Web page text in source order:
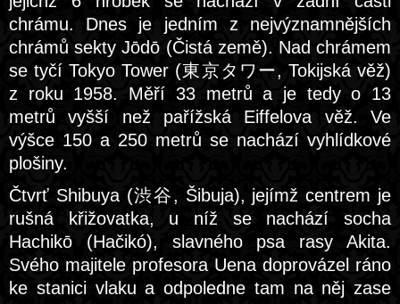
chrámu. Dnes je jedním z nejvýznamnějších
chrámů sekty Jōdō (Čistá země). Nad chrámem
se tyčí Tokyo Tower (東京タワー, Tokijská věž)
z roku 1958. Měří 33 metrů a je tedy o 13
metrů vyšší než pařížská Eiffelova věž. Ve
výšce 150 a 250 metrů se nachází vyhlídkové
plošiny.
Čtvrť Shibuya (渋谷, Šibuja), jejímž centrem je
rušná křižovatka, u níž se nachází socha
Hachikō (Hačikó), slavného psa rasy Akita.
Svého majitele profesora Uena doprovázel ráno
ke stanici vlaku a odpoledne tam na něj zase